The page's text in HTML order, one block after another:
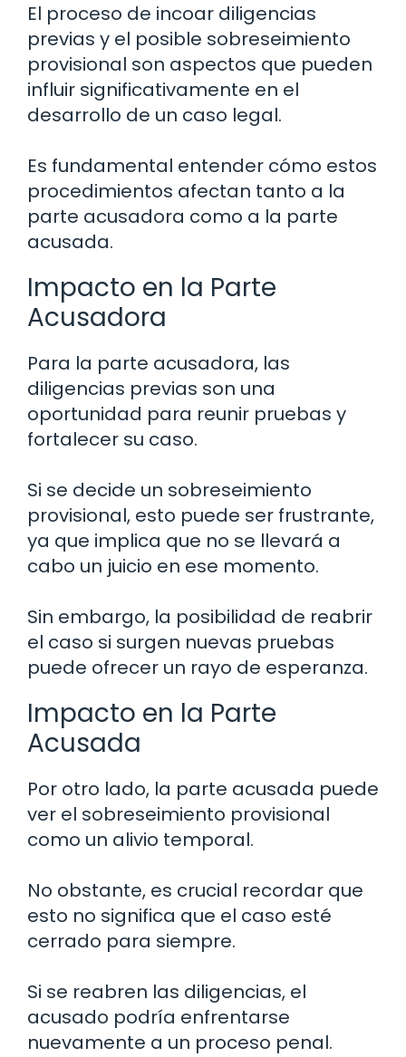
El proceso de incoar diligencias
previas y el posible sobreseimiento
provisional son aspectos que pueden
influir significativamente en el
desarrollo de un caso legal.
Es fundamental entender cómo estos
procedimientos afectan tanto a la
parte acusadora como a la parte
acusada.
Impacto en la Parte
Acusadora
Para la parte acusadora, las
diligencias previas son una
oportunidad para reunir pruebas y
fortalecer su caso.
Si se decide un sobreseimiento
provisional, esto puede ser frustrante,
ya que implica que no se llevará a
cabo un juicio en ese momento.
Sin embargo, la posibilidad de reabrir
el caso si surgen nuevas pruebas
puede ofrecer un rayo de esperanza.
Impacto en la Parte
Acusada
Por otro lado, la parte acusada puede
ver el sobreseimiento provisional
como un alivio temporal.
No obstante, es crucial recordar que
esto no significa que el caso esté
cerrado para siempre.
Si se reabren las diligencias, el
acusado podría enfrentarse
nuevamente a un proceso penal.